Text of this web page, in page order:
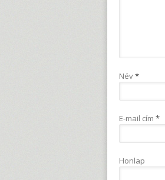
Név*
E-mail cím *
Honlap